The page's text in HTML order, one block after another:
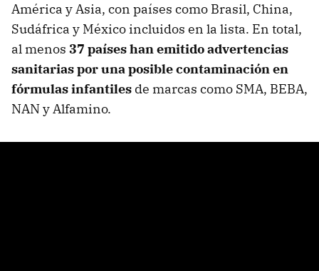
América y Asia, con países como Brasil, China,
Sudáfrica y México incluidos en la lista. En total,
al menos 37 países han emitido advertencias
sanitarias por una posible contaminación en
fórmulas infantiles de marcas como SMA, BEBA,
NAN y Alfamino.